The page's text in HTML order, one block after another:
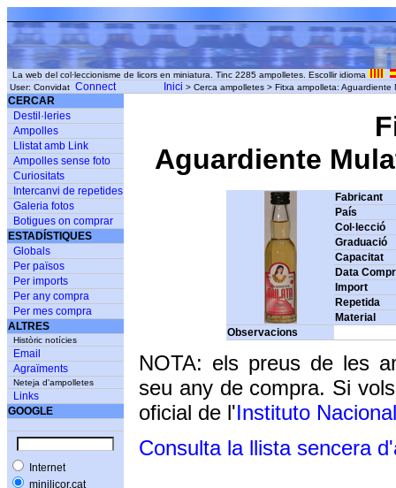
La web del col·leccionisme de licors en miniatura. Tinc 2285 ampolletes. Escollir idioma
User: Convidat Connect Inici > Cerca ampolletes > Fitxa ampolleta:
CERCAR
Destil·leries
Ampolles
Llistat amb Link
Ampolles sense foto
Curiositats
Intercanvi de repetides
Galeria fotos
Botigues on comprar
ESTADÍSTIQUES
Globals
Per països
Per imports
Per any compra
Per mes compra
ALTRES
Històric notícies
Email
Agraïments
Neteja d'ampolletes
Links
GOOGLE
Internet
minilicor.cat
Aguardiente
Fabricant
País
Col·lecció
Graduació
Capacitat
Data
Import
Repetida
Material
Observacions
NOTA: els preus de les
seu any de compra. Si
oficial de l'Instituto
Consulta la llista sencera